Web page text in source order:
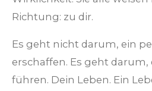
Richtung: zu dir.
Es geht nicht darum, ein
erschaffen. Es geht darum,
führen. Dein Leben. Ein